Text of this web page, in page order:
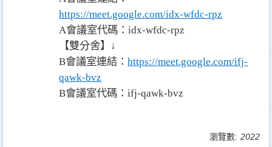
https://meet.google.com/idx-wfdc-rpz
A會議室代碼：idx-wfdc-rpz
【雙分舍】↓
B會議室連結：https://meet.google.com/ifj-
qawk-bvz
B會議室代碼：ifj-qawk-bvz
瀏覽數: 2022